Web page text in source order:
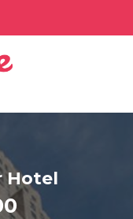
Hotel